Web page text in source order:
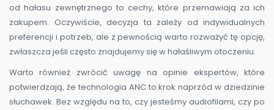
od hałasu zewnętrznego to cechy, które przemawiają za ich
zakupem. Oczywiście, decyzja ta zależy od indywidualnych
preferencji i potrzeb, ale z pewnością warto rozważyć tę opcję,
zwłaszcza jeśli często znajdujemy się w hałaśliwym otoczeniu.
Warto również zwrócić uwagę na opinie ekspertów, które
potwierdzają, że technologia ANC to krok naprzód w dziedzinie
słuchawek. Bez względu na to, czy jesteśmy audiofilami, czy po